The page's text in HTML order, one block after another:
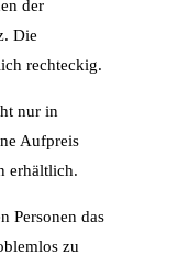
der
Die
rechteckig.
nur in
Aufpreis
erhältlich.
Personen das
zu